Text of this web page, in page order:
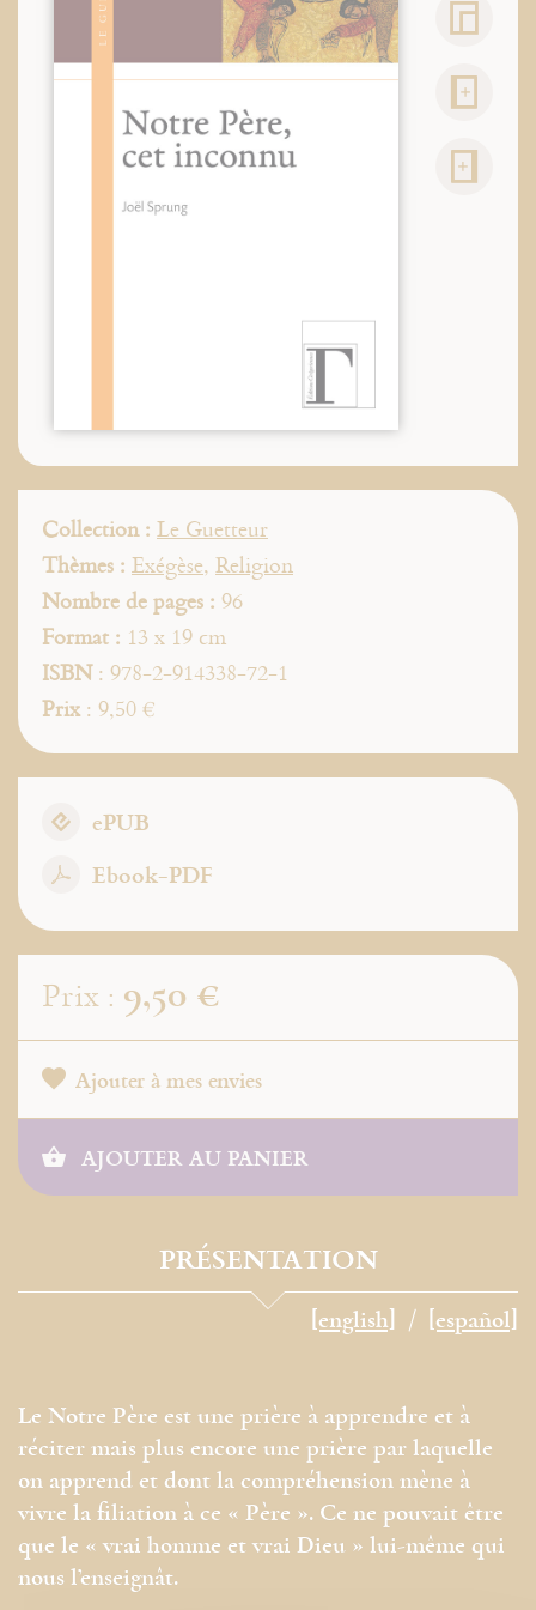
Collection : Le Guetteur
Thèmes : Exégèse, Religion
Nombre de pages : 96
Format : 13 x 19 cm
ISBN: 978-2-914338-72-1
Prix: 9,50 €
ePUB
Ebook-PDF
Prix : 9,50 €
Ajouter à mes envies
AJOUTER AU PANIER
PRÉSENTATION
[english] [español]
Le Notre Père est une prière à apprendre et à
réciter mais plus encore une prière par laquelle
on apprend et dont la compréhension mène à
vivre la filiation à ce « Père ». Ce ne pouvait être
que le « vrai homme et vrai Dieu » lui-même qui
nous l’enseignât.